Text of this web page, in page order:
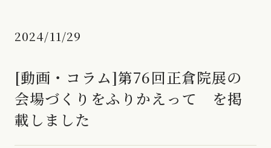
2024/11/29
[動画・コラム]第76回正倉院展の
会場づくりをふりかえって を掲
載しました